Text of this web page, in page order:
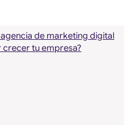
de marketing digital
crecer tu empresa?